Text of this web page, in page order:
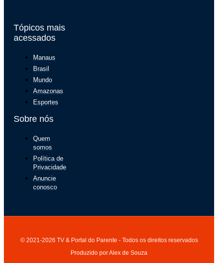
Tópicos mais
acessados
Manaus
Brasil
Mundo
Amazonas
Esportes
Sobre nós
Quem
somos
Política de
Privacidade
Anuncie
conosco
© 2021-2026 TV & Portal do Parente - Todos os direitos reservados
Produzido por Alex de Souza